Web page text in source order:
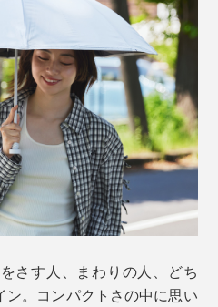
射を30分間行い、傘下に設置したマネキ
、湿度50±4％
さす人、まわりの人、どち
ン。コンパクトさの中に思い